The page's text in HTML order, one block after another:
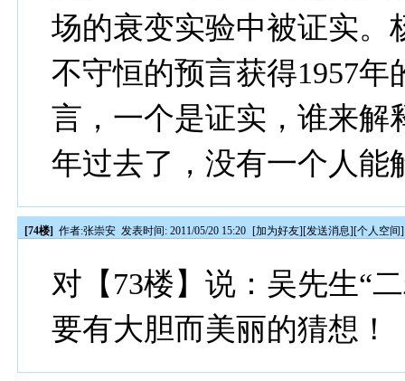
场的衰变实验中被证实。
不守恒的预言获得1957
言，一个是证实，谁来解
年过去了，没有一个人能
[74楼] 作者:张崇安 发表时间: 2011/05/20 15:20 [加为好友][发送消息][个人空间]
对【73楼】说：吴先生“
要有大胆而美丽的猜想！